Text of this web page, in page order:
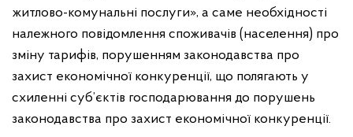
житлово-комунальні послуги», а саме необхідності
належного повідомлення споживачів (населення) про
зміну тарифів, порушенням законодавства про
захист економічної конкуренції, що полягають у
схиленні суб’єктів господарювання до порушень
законодавства про захист економічної конкуренції.